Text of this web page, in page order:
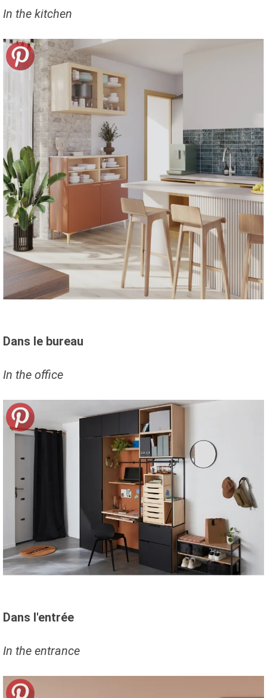
In the kitchen
Dans le bureau
In the office
Dans l'entrée
In the entrance